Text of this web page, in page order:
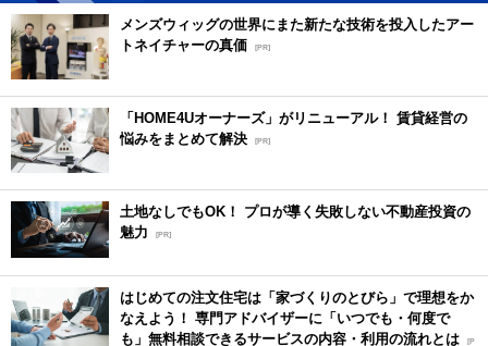
メンズウィッグの世界にまた新たな技術を投入したアー
トネイチャーの真価 [PR]
「HOME4Uオーナーズ」がリニューアル！ 賃貸経営の
悩みをまとめて解決 [PR]
土地なしでもOK！ プロが導く失敗しない不動産投資の
魅力
[PR]
はじめての注文住宅は「家づくりのとびら」で理想をか
なえよう！ 専門アドバイザーに「いつでも・何度で
も」無料相談できるサービスの内容・利用の流れとは [P